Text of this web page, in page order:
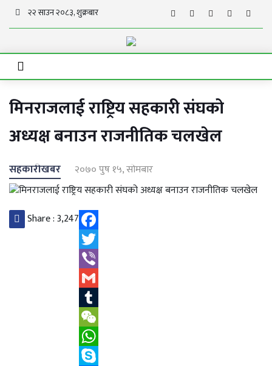
२२ साउन २०८३, शुक्रबार
मिनराजलाई राष्ट्रिय सहकारी संघको
अध्यक्ष बनाउन राजनीतिक चलखेल
सहकारीखबर २०७० पुष १५, सोमबार
Share :3,247
Facebook
Twitter
Viber
Gmail
Tumblr
WeChat
WhatsApp